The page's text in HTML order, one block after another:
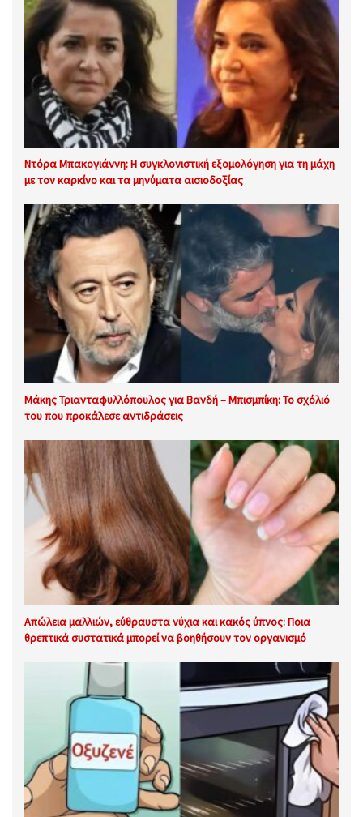
Ντόρα Μπακογιάννη: Η συγκλονιστική εξομολόγηση για τη μάχη
με τον καρκίνο και τα μηνύματα αισιοδοξίας
Μάκης Τριανταφυλλόπουλος για Βανδή – Μπισμπίκη: Το σχόλιό
του που προκάλεσε αντιδράσεις
Απώλεια μαλλιών, εύθραυστα νύχια και κακός ύπνος: Ποια
θρεπτικά συστατικά μπορεί να βοηθήσουν τον οργανισμό